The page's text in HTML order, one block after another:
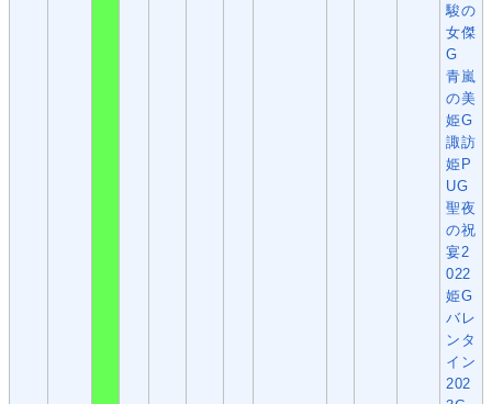
駿の
女傑
G
青嵐
の美
姫G
諏訪
姫P
UG
聖夜
の祝
宴2
022
姫G
バレ
ンタ
イン
202